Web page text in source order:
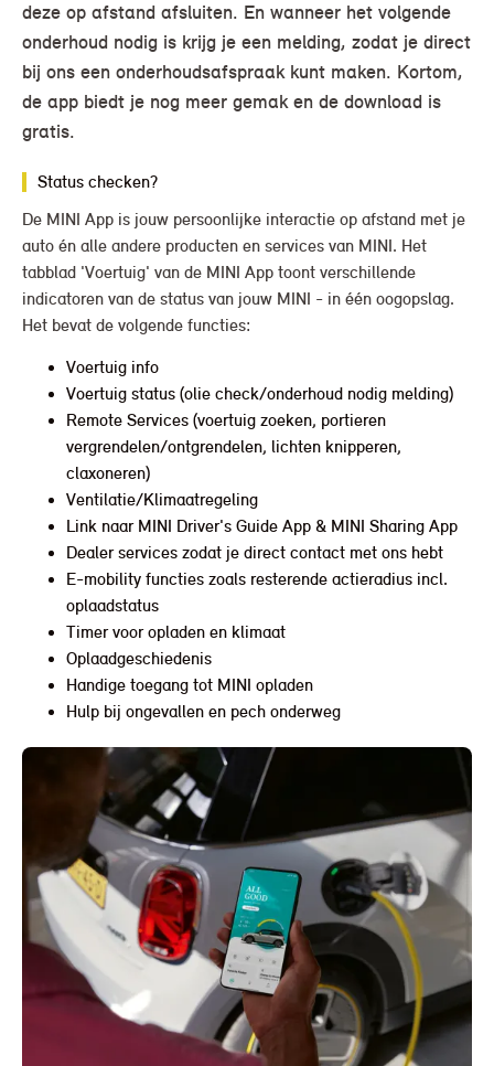
deze op afstand afsluiten. En wanneer het volgende
onderhoud nodig is krijg je een melding, zodat je direct
bij ons een onderhoudsafspraak kunt maken. Kortom,
de app biedt je nog meer gemak en de download is
gratis.
Status checken?
De MINI App is jouw persoonlijke interactie op afstand met je
auto én alle andere producten en services van MINI. Het
tabblad 'Voertuig' van de MINI App toont verschillende
indicatoren van de status van jouw MINI - in één oogopslag.
Het bevat de volgende functies:
Voertuig info
Voertuig status (olie check/onderhoud nodig melding)
Remote Services (voertuig zoeken, portieren
vergrendelen/ontgrendelen, lichten knipperen,
claxoneren)
Ventilatie/Klimaatregeling
Link naar MINI Driver's Guide App & MINI Sharing App
Dealer services zodat je direct contact met ons hebt
E-mobility functies zoals resterende actieradius incl.
oplaadstatus
Timer voor opladen en klimaat
Oplaadgeschiedenis
Handige toegang tot MINI opladen
Hulp bij ongevallen en pech onderweg